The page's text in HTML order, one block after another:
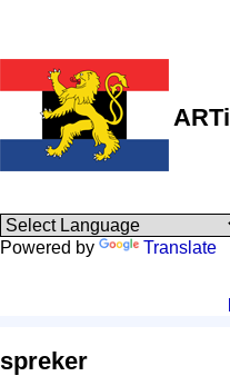
Powered by Translate
spreker